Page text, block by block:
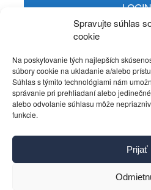
Spravujte súhlas
cookie
Na poskytovanie tých najlepších
súbory cookie na ukladanie a/alebo
Súhlas s týmito technológiami nám
správanie pri prehliadaní alebo
alebo odvolanie súhlasu môže
funkcie.
Prijať
LOGIN
Pravidlá